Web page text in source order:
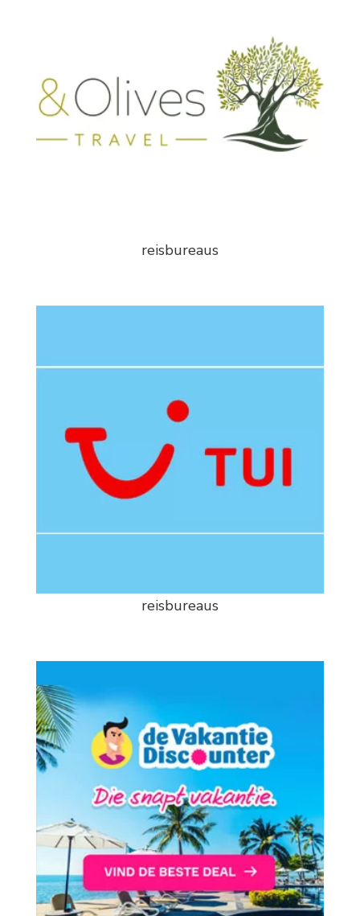
reisbureaus
reisbureaus